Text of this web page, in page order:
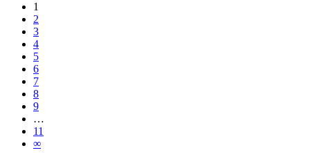
1
2
3
4
5
6
7
8
9
…
11
∞